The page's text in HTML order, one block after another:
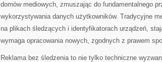
domów mediowych, zmuszając do fundamentalnego
wykorzystywania danych użytkowników. Tradycyjne
na plikach śledzących i identyfikatorach urządzeń,
wymaga opracowania nowych, zgodnych z prawem
Reklama bez śledzenia to nie tylko techniczne